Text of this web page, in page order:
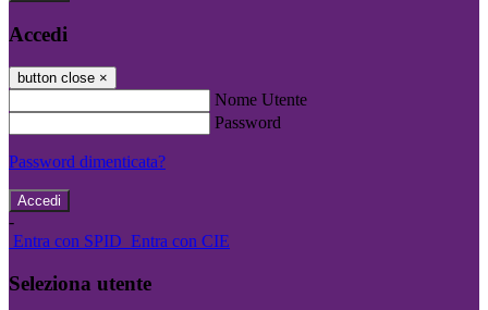
Accedi
button close ×
Nome Utente
Password
Password dimenticata?
-
Entra con SPID Entra con CIE
Seleziona utente